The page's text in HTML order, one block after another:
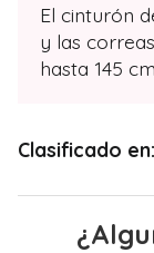
El cinturón
y las
hasta 145
Clasificado en: